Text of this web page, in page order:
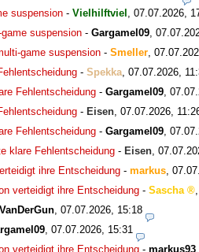
suspension - Vielhilftviel
07.07.2026,
suspension - Gargamel09
game suspension - Smeller
- Spekka 07.07.2026,
Fehlentscheidung - Gargamel09
- Eisen 07.07.2026,
Fehlentscheidung - Gargamel09
klare Fehlentscheidung - Eisen
ihre Entscheidung - markus
verteidigt ihre Entscheidung - Sascha
07.07.2026, 15:18
07.07.2026, 15:31
verteidigt ihre Entscheidung - markus93